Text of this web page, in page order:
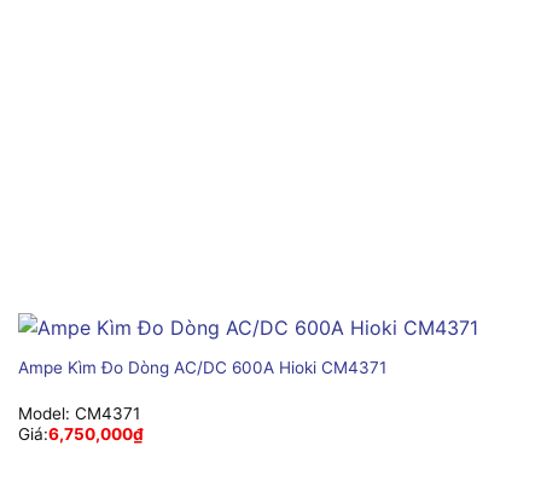
Ampe Kìm Đo Dòng AC/DC 600A Hioki CM4371
Model: CM4371
Giá:6,750,000₫